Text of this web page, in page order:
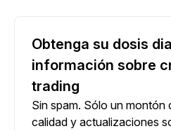
Obtenga su dosis
información sobre
trading
Sin spam. Sólo un montón
calidad y actualizaciones